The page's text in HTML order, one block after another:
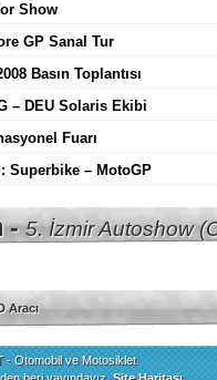
Show
GP Sanal Tur
Basın Toplantısı
– DEU Solaris Ekibi
Fuarı
Superbike – MotoGP
-5. İzmir Autoshow
Aracı
- Otomobil ve Motosiklet